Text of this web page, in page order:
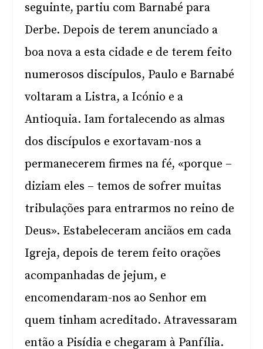
seguinte, partiu com Barnabé para
Derbe. Depois de terem anunciado a
boa nova a esta cidade e de terem feito
numerosos discípulos, Paulo e Barnabé
voltaram a Listra, a Icónio e a
Antioquia. Iam fortalecendo as almas
dos discípulos e exortavam-nos a
permanecerem firmes na fé, «porque –
diziam eles – temos de sofrer muitas
tribulações para entrarmos no reino de
Deus». Estabeleceram anciãos em cada
Igreja, depois de terem feito orações
acompanhadas de jejum, e
encomendaram-nos ao Senhor em
quem tinham acreditado. Atravessaram
então a Pisídia e chegaram à Panfília.